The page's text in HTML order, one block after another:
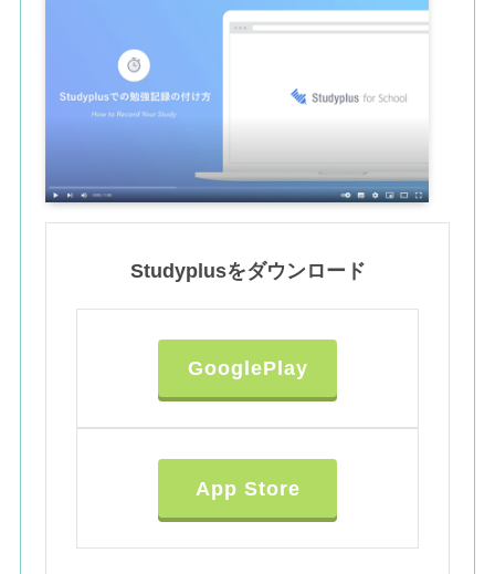
Studyplusをダウンロード
GooglePlay
App Store